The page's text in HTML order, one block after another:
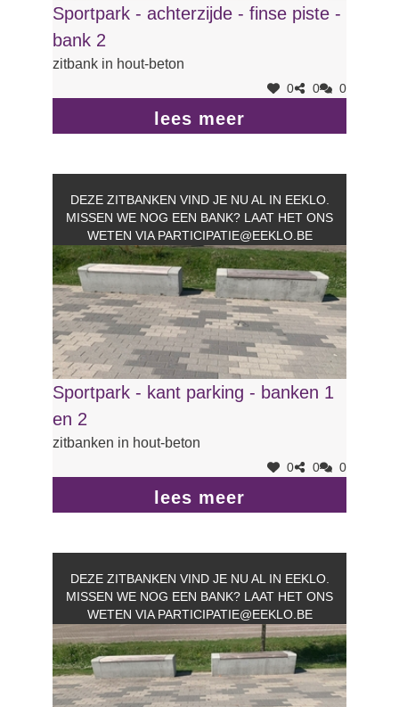
Sportpark - achterzijde - finse piste -
bank 2
zitbank in hout-beton
0 0 0
lees meer
DEZE ZITBANKEN VIND JE NU AL IN EEKLO.
MISSEN WE NOG EEN BANK? LAAT HET ONS
WETEN VIA PARTICIPATIE@EEKLO.BE
Sportpark - kant parking - banken 1
en 2
zitbanken in hout-beton
0 0 0
lees meer
DEZE ZITBANKEN VIND JE NU AL IN EEKLO.
MISSEN WE NOG EEN BANK? LAAT HET ONS
WETEN VIA PARTICIPATIE@EEKLO.BE